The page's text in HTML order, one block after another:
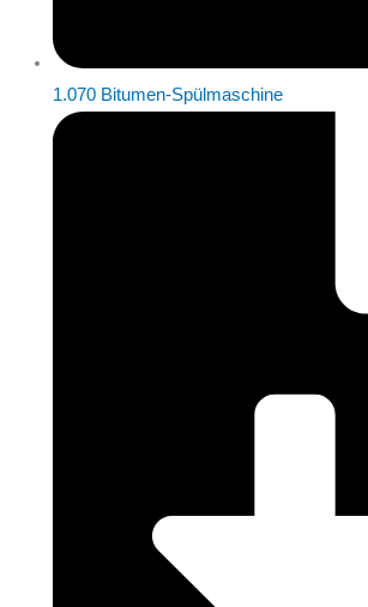
1.070 Bitumen-Spülmaschine